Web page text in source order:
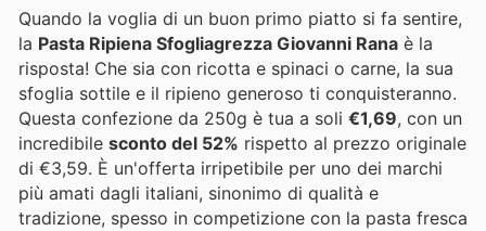
Quando la voglia di un buon primo piatto si fa sentire,
la Pasta Ripiena Sfogliagrezza Giovanni Rana è la
risposta! Che sia con ricotta e spinaci o carne, la sua
sfoglia sottile e il ripieno generoso ti conquisteranno.
Questa confezione da 250g è tua a soli €1,69, con un
incredibile sconto del 52% rispetto al prezzo originale
di €3,59. È un'offerta irripetibile per uno dei marchi
più amati dagli italiani, sinonimo di qualità e
tradizione, spesso in competizione con la pasta fresca